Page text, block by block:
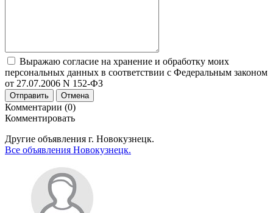
Выражаю согласие на хранение и обработку моих
персональных данных в соответствии с Федеральным законом
от 27.07.2006 N 152-ФЗ
Отправить Отмена
Комментарии (0)
Комментировать
Другие объявления г. Новокузнецк.
Все объявления Новокузнецк.